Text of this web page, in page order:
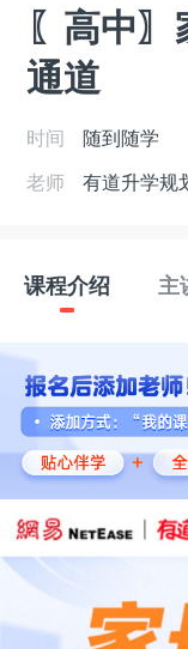
〖高中
通道
时间
随到随学
老师
有道升学规
课程介绍 主